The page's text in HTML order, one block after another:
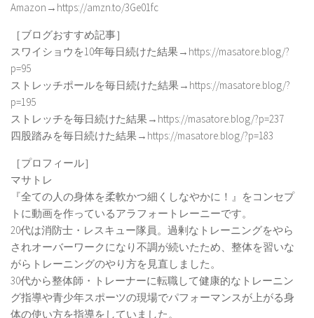
Amazon→https://amzn.to/3Ge01fc
［ブログおすすめ記事］
スワイショウを10年毎日続けた結果→https://masatore.blog/?
p=95
ストレッチポールを毎日続けた結果→https://masatore.blog/?
p=195
ストレッチを毎日続けた結果→https://masatore.blog/?p=237
四股踏みを毎日続けた結果→https://masatore.blog/?p=183
［プロフィール］
マサトレ
『全ての人の身体を柔軟かつ細くしなやかに！』をコンセプ
トに動画を作っているアラフォートレーニーです。
20代は消防士・レスキュー隊員。過剰なトレーニングをやら
されオーバーワークになり不調が続いたため、整体を習いな
がらトレーニングのやり方を見直しました。
30代から整体師・トレーナーに転職して健康的なトレーニン
グ指導や青少年スポーツの現場でパフォーマンスが上がる身
体の使い方を指導をしていました。